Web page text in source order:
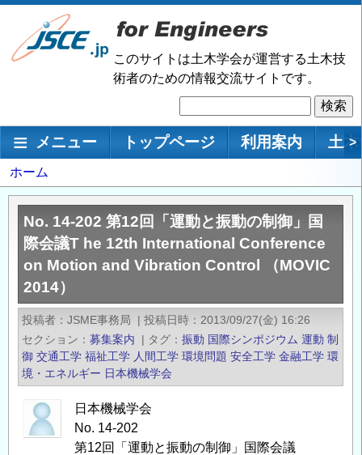
メ
ン
移
このサイトは土木学会が運営する土木技
術者のための情報交流サイトです。
索
メインナビゲーション
メニュー トップページ 利用案内 土 >
パ
ン
く
ず
ホーム
No. 14-202 第12回「運動と振動の制御」国
際会議T he 12th International Conference
on Motion and Vibration Control （MOVIC
2014）
投稿者 JSME事務局 | 投稿日時
2013/09/27(金) 16:26
セクション
募集案内 | タグ 振動 国際シンポジウム 運動 制
御 交通工学 福祉工学 人間工学 環境問題 安全工学 金融工学 環
境・エネルギー 日本機械学会
日本機械学会
No. 14-202
第12回「運動と振動の制御」国際会議